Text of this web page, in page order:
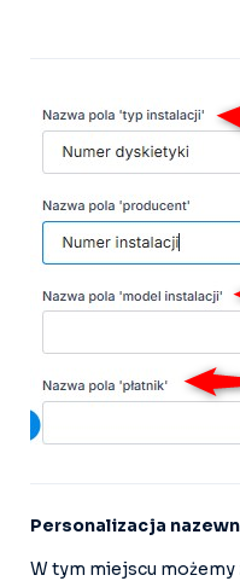
Personalizacja
W tym miejscu możemy